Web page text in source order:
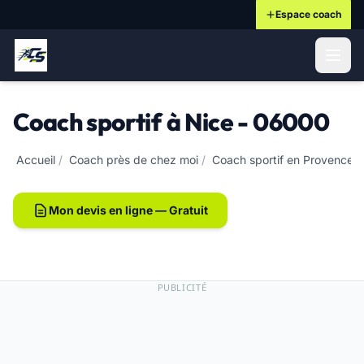
Espace coach
Coach sportif à Nice - 06000
Accueil / Coach près de chez moi / Coach sportif en
Mon devis en ligne — Gratuit
PUBLICITÉ